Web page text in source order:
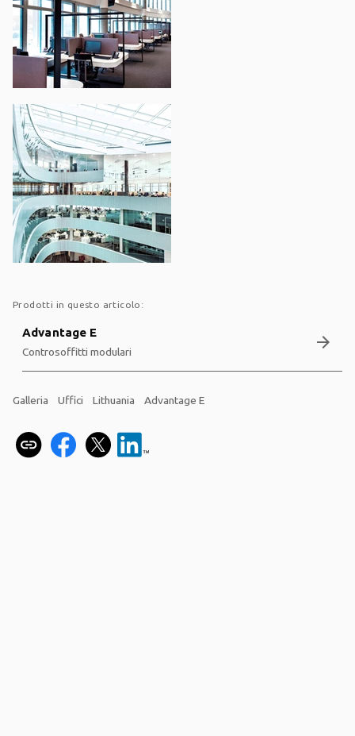
Prodotti in questo articolo:
Advantage E
Controsoffitti modulari arrow_forward
Galleria Uffici Lithuania Advantage E